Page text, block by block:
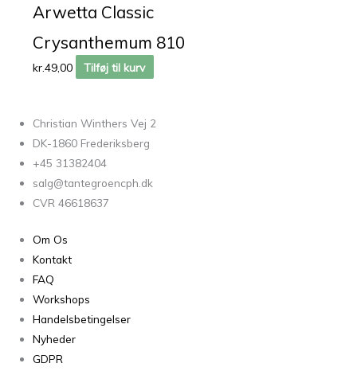
Arwetta Classic
Crysanthemum 810
kr.49,00 Tilføj til kurv
Christian Winthers Vej 2
DK-1860 Frederiksberg
+45 31382404
salg@tantegroencph.dk
CVR 46618637
Om Os
Kontakt
FAQ
Workshops
Handelsbetingelser
Nyheder
GDPR